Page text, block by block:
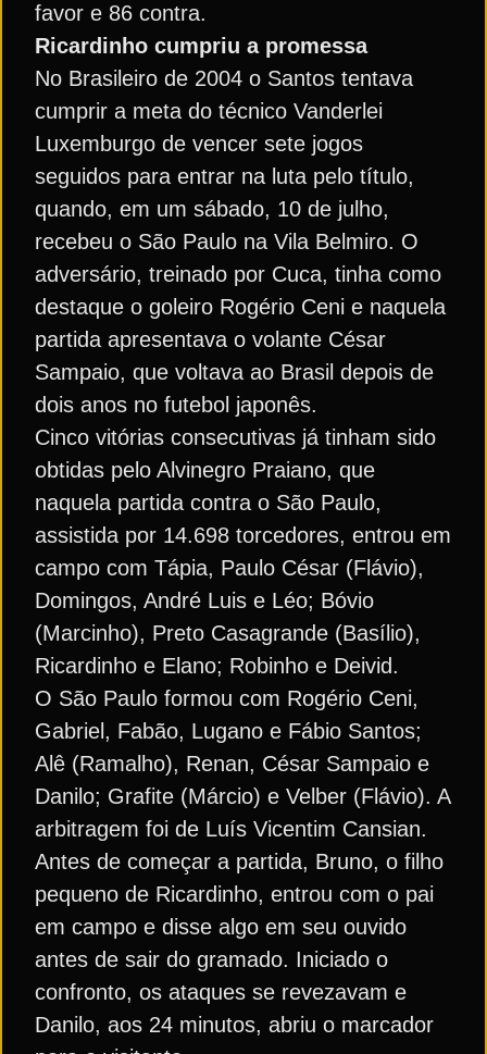
favor e 86 contra.
Ricardinho cumpriu a promessa
No Brasileiro de 2004 o Santos tentava
cumprir a meta do técnico Vanderlei
Luxemburgo de vencer sete jogos
seguidos para entrar na luta pelo título,
quando, em um sábado, 10 de julho,
recebeu o São Paulo na Vila Belmiro. O
adversário, treinado por Cuca, tinha como
destaque o goleiro Rogério Ceni e naquela
partida apresentava o volante César
Sampaio, que voltava ao Brasil depois de
dois anos no futebol japonês.
Cinco vitórias consecutivas já tinham sido
obtidas pelo Alvinegro Praiano, que
naquela partida contra o São Paulo,
assistida por 14.698 torcedores, entrou em
campo com Tápia, Paulo César (Flávio),
Domingos, André Luis e Léo; Bóvio
(Marcinho), Preto Casagrande (Basílio),
Ricardinho e Elano; Robinho e Deivid.
O São Paulo formou com Rogério Ceni,
Gabriel, Fabão, Lugano e Fábio Santos;
Alê (Ramalho), Renan, César Sampaio e
Danilo; Grafite (Márcio) e Velber (Flávio). A
arbitragem foi de Luís Vicentim Cansian.
Antes de começar a partida, Bruno, o filho
pequeno de Ricardinho, entrou com o pai
em campo e disse algo em seu ouvido
antes de sair do gramado. Iniciado o
confronto, os ataques se revezavam e
Danilo, aos 24 minutos, abriu o marcador